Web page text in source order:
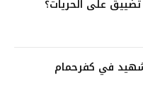
على الحريات؟
في كفرحمام